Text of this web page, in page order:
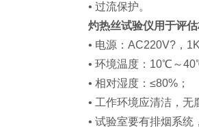
• 过流保护。
灼热丝试验仪用于评
• 电源：AC220V?，
• 环境温度：10℃～
• 相对湿度：≤80%；
• 工作环境应清洁，无
• 试验室要有排烟系统